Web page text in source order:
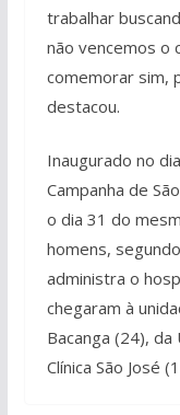
trabalhar
não vencemos o
comemorar sim,
destacou.
Inaugurado no
Campanha de
o dia 31 do
homens,
administra o
chegaram à
Bacanga (24),
Clínica São José